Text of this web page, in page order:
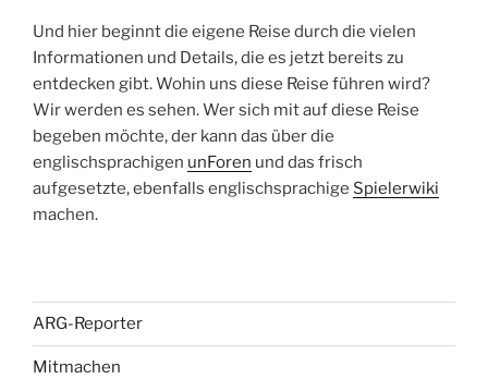
Und hier beginnt die eigene Reise durch die vielen
Informationen und Details, die es jetzt bereits zu
entdecken gibt. Wohin uns diese Reise führen wird?
Wir werden es sehen. Wer sich mit auf diese Reise
begeben möchte, der kann das über die
englischsprachigen unForen und das frisch
aufgesetzte, ebenfalls englischsprachige Spielerwiki
machen.
ARG-Reporter
Mitmachen